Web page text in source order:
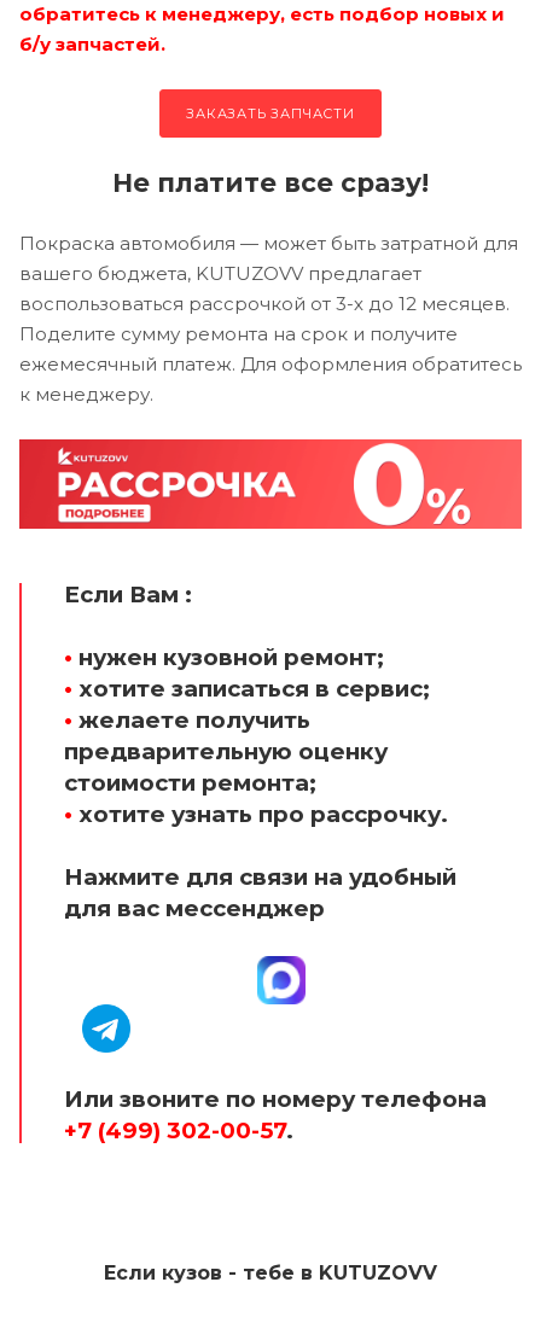
обратитесь к менеджеру, есть подбор новых и
б/у запчастей.
ЗАКАЗАТЬ ЗАПЧАСТИ
Не платите все сразу!
Покраска автомобиля — может быть затратной для
вашего бюджета, KUTUZOVV предлагает
воспользоваться рассрочкой от 3-х до 12 месяцев.
Поделите сумму ремонта на срок и получите
ежемесячный платеж. Для оформления обратитесь
к менеджеру.
Если Вам :
• нужен кузовной ремонт;
• хотите записаться в сервис;
• желаете получить
предварительную оценку
стоимости ремонта;
• хотите узнать про рассрочку.
Нажмите для связи на удобный
для вас мессенджер
Или звоните по номеру телефона
+7 (499) 302-00-57.
Если кузов - тебе в KUTUZOVV